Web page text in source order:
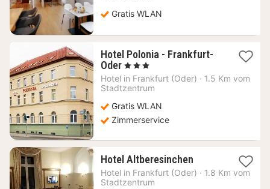
€
Gratis WLAN
Hotel Polonia - Frankfurt-
Oder 1
Nacht
ab
€
, 3 Sterne
Hotel in Frankfurt (Oder) · 1.5 Km vom
Stadtzentrum
Gratis WLAN
Zimmerservice
Hotel Altberesinchen1
Nacht
ab
Hotel in Frankfurt (Oder) · 1.8 Km vom
Stadtzentrum